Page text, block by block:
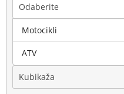
Odaberite
Marka
Kubikaža
Motocikli
ATV